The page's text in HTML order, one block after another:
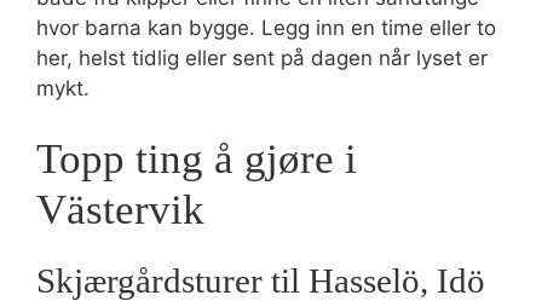
hvor barna kan bygge. Legg inn en time eller to
her, helst tidlig eller sent på dagen når lyset er
mykt.
Topp ting å gjøre i
Västervik
Skjærgårdsturer til Hasselö, Idö